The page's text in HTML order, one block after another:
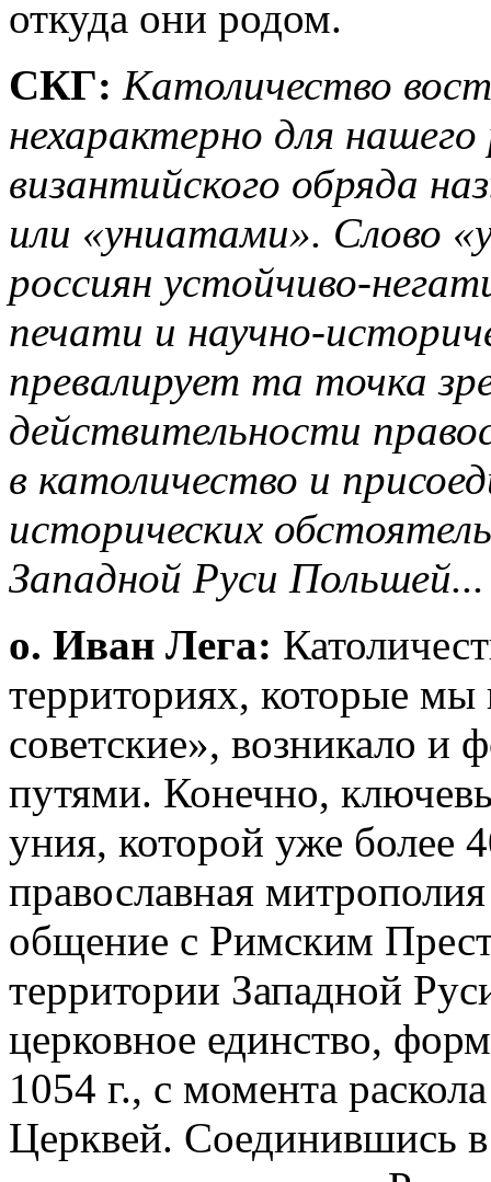
откуда они родом.
СКГ: Католичество
нехарактерно для
византийского обряда
или «униатами». Слово
россиян устойчиво-
печати и научно-
превалирует та точка
действительности
в католичество и
исторических
Западной Руси Польшей...
о. Иван Лега:
территориях, которые
советские», возникало и
путями. Конечно,
уния, которой уже более
православная
общение с Римским
территории Западной
церковное единство,
1054 г., с момента
Церквей. Соединившись